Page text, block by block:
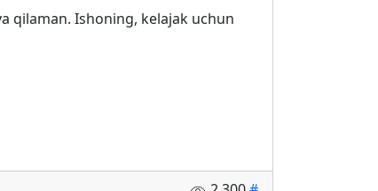
qilaman. Ishoning, kelajak uchun